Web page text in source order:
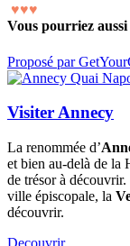
♥♥♥
Vous pourriez
Proposé par
Visiter Annecy
La renommée d’
et bien au-delà de la
de trésor à
ville épiscopale, la
découvrir.